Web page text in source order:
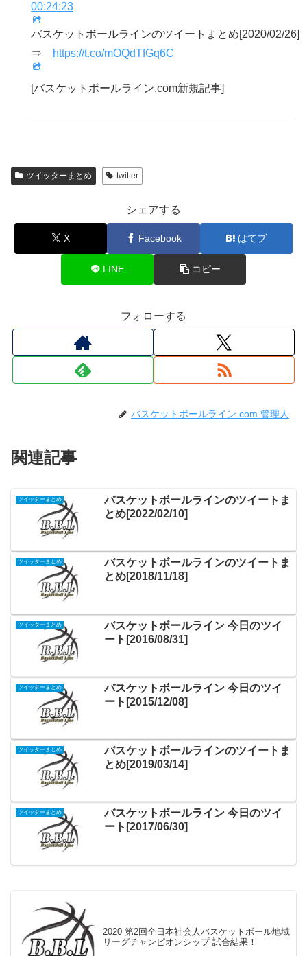
00:24:23
バスケットボールラインのツイートまとめ[2020/02/26]
⇒
https://t.co/mOQdTfGq6C
[バスケットボールライン.com新規記事]
ツイッターまとめ twitter
シェアする
X Facebook はてブ
LINE コピー
フォローする
バスケットボールライン.com 管理人
関連記事
ツイッターまとめ
バスケットボールラインのツイートま
とめ[2022/02/10]
ツイッターまとめ
バスケットボールラインのツイートま
とめ[2018/11/18]
ツイッターまとめ
バスケットボールライン 今日のツイ
ート[2016/08/31]
ツイッターまとめ
バスケットボールライン 今日のツイ
ート[2015/12/08]
ツイッターまとめ
バスケットボールラインのツイートま
とめ[2019/03/14]
ツイッターまとめ
バスケットボールライン 今日のツイ
ート[2017/06/30]
2020 第2回全日本社会人バスケットボール地域
リーグチャンピオンシップ 試合結果！